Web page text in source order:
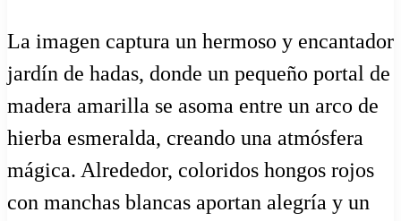
La imagen captura un hermoso y encantador
jardín de hadas, donde un pequeño portal de
madera amarilla se asoma entre un arco de
hierba esmeralda, creando una atmósfera
mágica. Alrededor, coloridos hongos rojos
con manchas blancas aportan alegría y un